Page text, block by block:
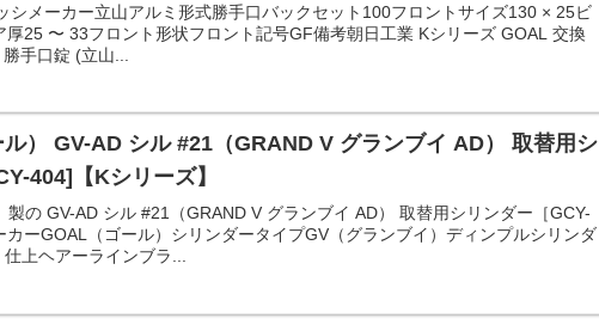
シメーカー立山アルミ形式勝手口バックセット100フロントサイズ130 × 25ビ
厚25 〜 33フロント形状フロント記号GF備考朝日工業 Kシリーズ GOAL 交換
手口錠 (立山...
） GV-AD シル #21（GRAND V グランブイ AD） 取替用シ
404]【Kシリーズ】
製の GV-AD シル #21（GRAND V グランブイ AD） 取替用シリンダー［GCY-
カーGOAL（ゴール）シリンダータイプGV（グランブイ）ディンプルシリンダ
上ヘアーラインブラ...